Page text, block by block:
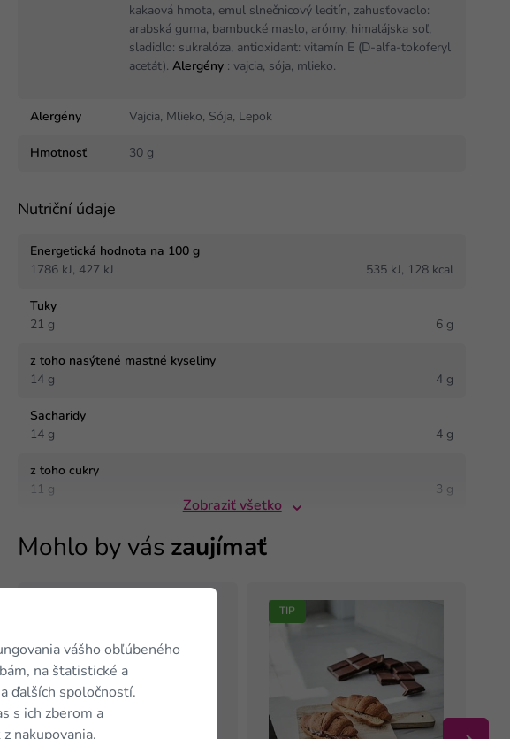
kakaová hmota, emul slnečnicový lecitín, zahusťovadlo:
arabská guma, bambucké maslo, arómy, himalájska soľ,
sladidlo: sukralóza, antioxidant: vitamín E (D-alfa-tokoferyl
acetát).Alergény : vajcia, sója, mlieko.
Alergény Vajcia, Mlieko, Sója, Lepok
Hmotnosť 30 g
Nutriční údaje
Energetická hodnota na 100 g
1786 kJ, 427 kJ
535 kJ, 128 kcal
Tuky
21 g
6 g
z toho nasýtené mastné kyseliny
14 g
4 g
Sacharidy
14 g
4 g
z toho cukry
11 g
3 g
Zobraziť všetko
Mohlo by vás zaujímať
TIP
vášho obľúbeného
na štatistické a
a ďalších spoločností.
s ich zberom a
nakupovania.